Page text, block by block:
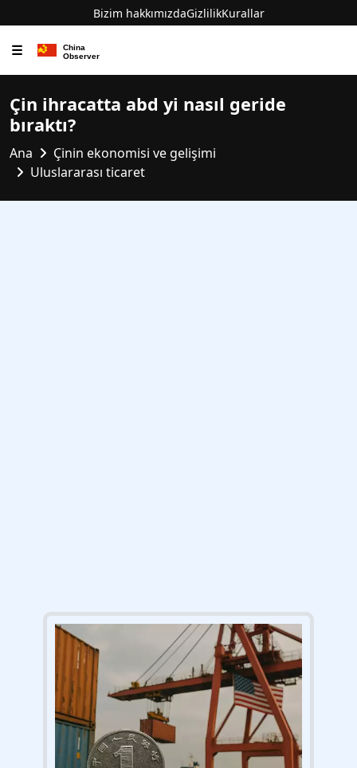
Bizim hakkımızdaGizlilikKurallar
☰
Çin ihracatta abd yi nasıl geride
bıraktı?
Ana
Çinin ekonomisi ve gelişimi
Uluslararası ticaret